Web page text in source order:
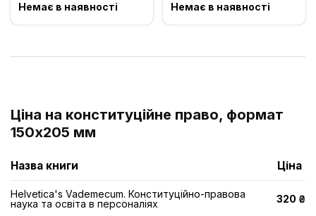
Немає в наявності Немає в наявності
Ціна на конституційне право, формат
150x205 мм
Назва книги Ціна
Helvetica's Vademecum. Конституційно-правова
наука та освіта в персоналіях
320 ₴